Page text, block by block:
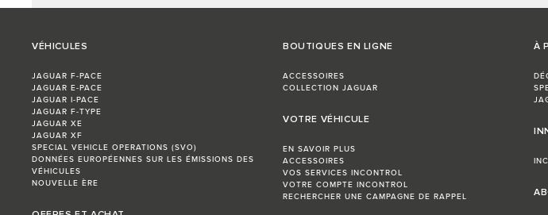
VÉHICULES
JAGUAR F-PACE
JAGUAR E-PACE
JAGUAR I-PACE
JAGUAR F-TYPE
JAGUAR XE
JAGUAR XF
SPECIAL VEHICLE OPERATIONS (SVO)
DONNÉES EUROPÉENNES SUR LES ÉMISSIONS DES
VÉHICULES
NOUVELLE ÈRE
BOUTIQUES EN LIGNE
ACCESSOIRES
COLLECTION JAGUAR
VOTRE VÉHICULE
EN SAVOIR PLUS
ACCESSOIRES
VOS SERVICES INCONTROL
VOTRE COMPTE INCONTROL
RECHERCHER UNE CAMPAGNE DE RAPPEL
À